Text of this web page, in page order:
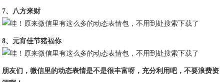
7、八方来财
8、元宵佳节猪福你
朋友们，微信里的动态表情是不是很丰富呀，充分利用吧，不要浪费资